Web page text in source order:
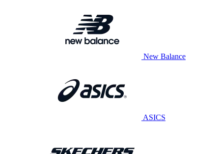
New Balance
ASICS